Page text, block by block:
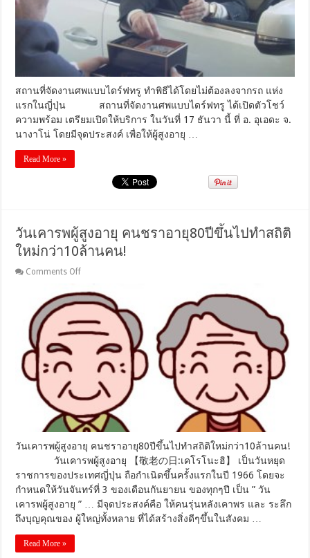
ทำ
พิธี
ได้
โดย
จาก
รถ
สถานที่จัดงานศพแบบไดร์ฟทรู ทำพิธีได้โดยไม่ต้องลงจากรถ แห่ง
แรกในญี่ปุ่น สถานที่จัดงานศพแบบไดร์ฟทรู ได้เปิดตัวโชว์
ความพร้อม เตรียมเปิดให้บริการ ในวันที่ 17 ธันวา นี้ ที่ อ. อุเอดะ จ.
นางาโน่ โดยมีจุดประสงค์ เพื่อให้ผู้สูงอายุ …
Read More »
วันเคารพผู้สูงอายุ คนชราอายุ80ปีขึ้นไปทำสถิติ
ใหม่กว่า10ล้านคน!
Comments Offon
เคารพ
สูง
อายุ
อายุ80ปี
ไป
ทำ
สถิติ
กว่า10ล้าน
คน!
วันเคารพผู้สูงอายุ คนชราอายุ80ปีขึ้นไปทำสถิติใหม่กว่า10ล้านคน!
วันเคารพผู้สูงอายุ 【敬老の日:เคโรโนะฮิ】 เป็นวันหยุด
ราชการของประเทศญี่ปุ่น ถือกำเนิดขึ้นครั้งแรกในปี 1966 โดยจะ
กำหนดให้วันจันทร์ที่ 3 ของเดือนกันยายน ของทุกๆปี เป็น ” วัน
เคารพผู้สูงอายุ ” … มีจุดประสงค์คือ ให้คนรุ่นหลังเคาพร และ ระลึก
ถึงบุญคุณของ ผู้ใหญ่ทั้งหลาย ที่ได้สร้างสิ่งดีๆขึ้นในสังคม …
Read More »